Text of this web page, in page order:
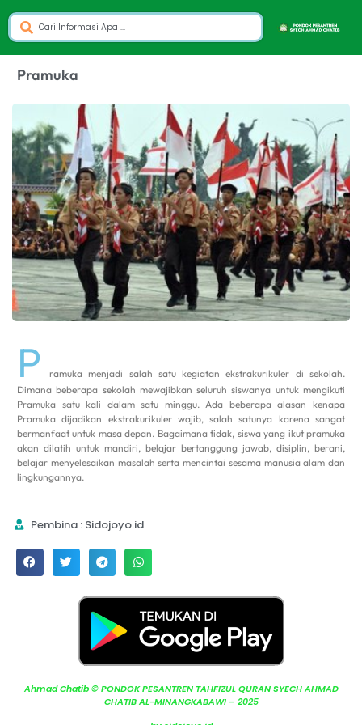
Pramuka
P
ramuka menjadi salah satu kegiatan ekstrakurikuler di sekolah.
Dimana beberapa sekolah mewajibkan seluruh siswanya untuk mengikuti
Pramuka satu kali dalam satu minggu. Ada beberapa alasan kenapa
Pramuka dijadikan ekstrakurikuler wajib, salah satunya karena sangat
bermanfaat untuk masa depan. Bagaimana tidak, siswa yang ikut pramuka
akan dilatih untuk mandiri, belajar bertanggung jawab, disiplin, berani,
belajar menyelesaikan masalah serta mencintai sesama manusia alam dan
lingkungannya.
Pembina : Sidojoyo.id
Ahmad Chatib © PONDOK PESANTREN TAHFIZUL QURAN SYECH AHMAD
CHATIB AL-MINANGKABAWI – 2025